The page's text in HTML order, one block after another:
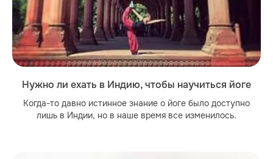
Нужно ли ехать в Индию, чтобы научиться йоге
Когда-то давно истинное знание о йоге было доступно
лишь в Индии, но в наше время все изменилось.